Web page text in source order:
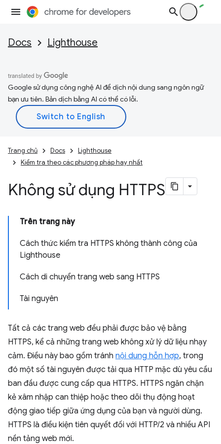
Docs Lighthouse
Google sử dụng công nghệ AI để dịch nội dung sang ngôn ngữ
bạn ưu tiên. Bản dịch bằng AI có thể có lỗi.
Trang chủ Docs
Lighthouse
Kiểm tra theo các phương pháp hay nhất
Không sử dụng HTTPS
Trên trang này
Cách thức kiểm tra HTTPS không thành công của
Lighthouse
Cách di chuyển trang web sang HTTPS
Tài nguyên
Tất cả các trang web đều phải được bảo vệ bằng
HTTPS, kể cả những trang web không xử lý dữ liệu nhạy
cảm. Điều này bao gồm tránh nội dung hỗn hợp, trong
đó một số tài nguyên được tải qua HTTP mặc dù yêu cầu
ban đầu được cung cấp qua HTTPS. HTTPS ngăn chặn
kẻ xâm nhập can thiệp hoặc theo dõi thụ động hoạt
động giao tiếp giữa ứng dụng của bạn và người dùng.
HTTPS là điều kiện tiên quyết đối với HTTP/2 và nhiều API
nền tảng web mới.